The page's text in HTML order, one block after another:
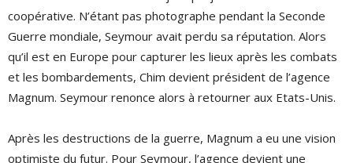
coopérative. N’étant pas photographe pendant la Seconde
Guerre mondiale, Seymour avait perdu sa réputation. Alors
qu’il est en Europe pour capturer les lieux après les combats
et les bombardements, Chim devient président de l’agence
Magnum. Seymour renonce alors à retourner aux Etats-Unis.
Après les destructions de la guerre, Magnum a eu une vision
optimiste du futur. Pour Seymour, l’agence devient une